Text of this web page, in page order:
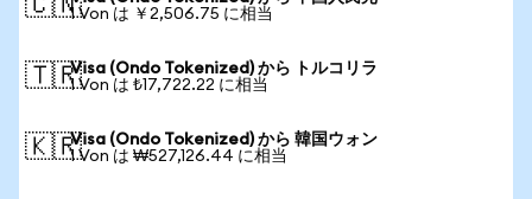
🇨🇳1 Von は ￥2,506.75 に相当
🇹🇷Visa (Ondo Tokenized) から トルコリラ
1 Von は ₺17,722.22 に相当
🇰🇷Visa (Ondo Tokenized) から 韓国ウォン
1 Von は ₩527,126.44 に相当